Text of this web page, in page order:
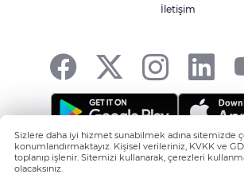
İletişim
Tüm hakkı saklıdır! -HABER YAZILIMIve
projesidir Copyright© 2006-2026 Tüm
Sizlere daha iyi hizmet sunabilmek adına sitemizde
konumlandırmaktayız. Kişisel verileriniz, KVKK ve
toplanıp işlenir. Sitemizi kullanarak, çerezleri
olacaksınız.